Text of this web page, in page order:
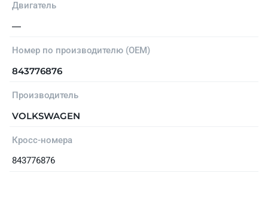
Двигатель
—
Номер по производителю (OEM)
843776876
Производитель
VOLKSWAGEN
Кросс-номера
843776876